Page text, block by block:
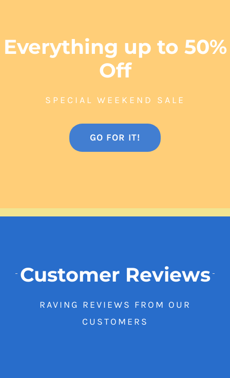
Everything up to 50%
Off
SPECIAL WEEKEND SALE
GO FOR IT!
Customer Reviews
RAVING REVIEWS FROM OUR
CUSTOMERS